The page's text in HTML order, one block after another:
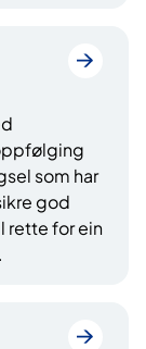
som har
god
rette for ein